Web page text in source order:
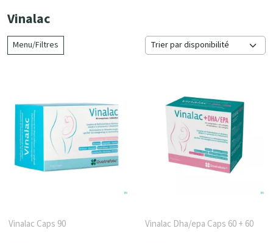
Vinalac
Menu/Filtres
Vinalac Caps 90 Vinalac Dha/epa Caps 60 + 60